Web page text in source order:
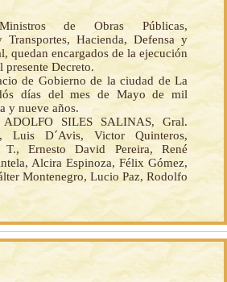
de Obras Públicas,
Transportes, Hacienda, Defensa y
quedan encargados de la ejecución
Decreto.
de Gobierno de la ciudad de La
días del mes de Mayo de mil
y nueve años.
SILES SALINAS, Gral.
Luis D´Avis, Victor Quinteros,
T., Ernesto David Pereira, René
Alcira Espinoza, Félix Gómez,
Montenegro, Lucio Paz, Rodolfo